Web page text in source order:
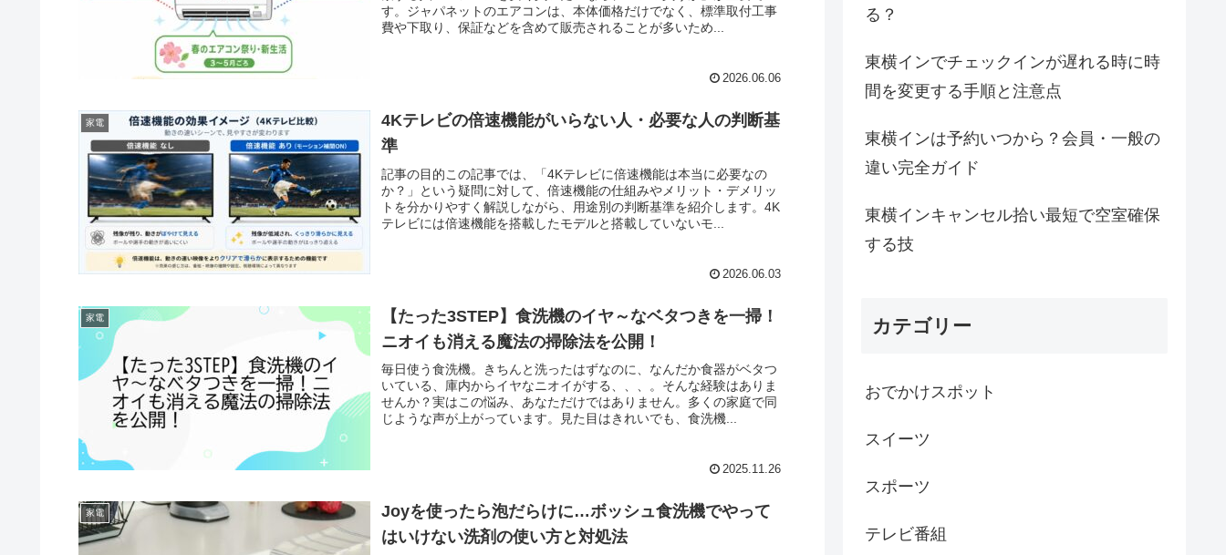
す。ジャパネットのエアコンは、本体価格だけでなく、標準取付工事
費や下取り、保証などを含めて販売されることが多いため...
2026.06.06
家電
4Kテレビの倍速機能がいらない人・必要な人の判断基
準
記事の目的この記事では、「4Kテレビに倍速機能は本当に必要なの
か？」という疑問に対して、倍速機能の仕組みやメリット・デメリッ
トを分かりやすく解説しながら、用途別の判断基準を紹介します。4K
テレビには倍速機能を搭載したモデルと搭載していないモ...
2026.06.03
家電
【たった3STEP】食洗機のイヤ～なベタつきを一掃！
ニオイも消える魔法の掃除法を公開！
毎日使う食洗機。きちんと洗ったはずなのに、なんだか食器がベタつ
いている、庫内からイヤなニオイがする、、、。そんな経験はありま
せんか？実はこの悩み、あなただけではありません。多くの家庭で同
じような声が上がっています。見た目はきれいでも、食洗機...
2025.11.26
家電
Joyを使ったら泡だらけに…ボッシュ食洗機でやって
はいけない洗剤の使い方と対処法
る？
東横インでチェックインが遅れる時に時
間を変更する手順と注意点
東横インは予約いつから？会員・一般の
違い完全ガイド
東横インキャンセル拾い最短で空室確保
する技
カテゴリー
おでかけスポット
スイーツ
スポーツ
テレビ番組